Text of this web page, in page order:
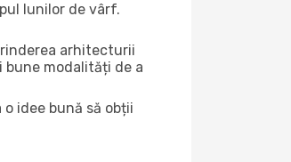
lunilor de vârf.
arhitecturii
modalități de a
idee bună să obții